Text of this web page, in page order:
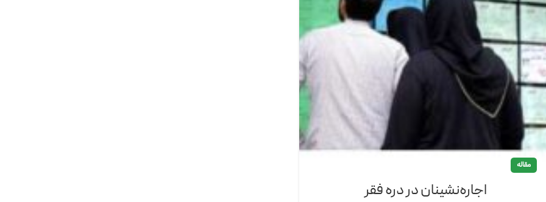
مقاله
اجاره‌نشینان در دره فقر